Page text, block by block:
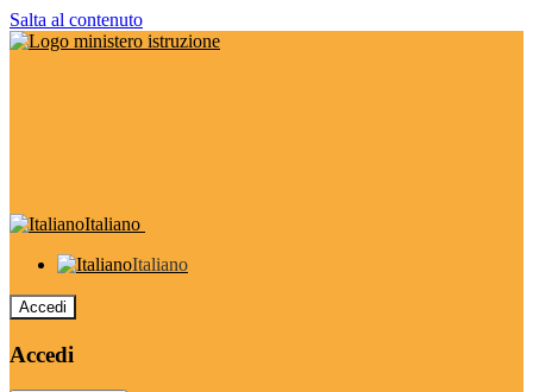
Salta al contenuto
Italiano
Italiano
Accedi
Accedi